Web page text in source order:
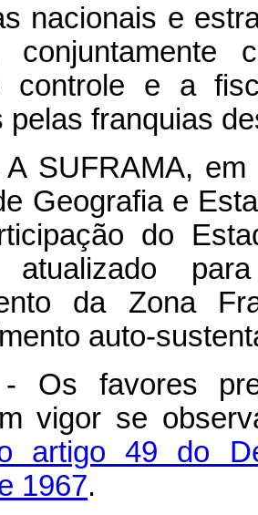
nacionais e
controle e a
pelas franquias
SUFRAMA,
Geografia e
do
da Zona
auto-
Os favores
vigor se
artigo 49 do
1967.